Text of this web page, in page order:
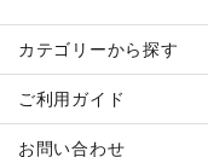
カテゴリーから探す
ご利用ガイド
お問い合わせ